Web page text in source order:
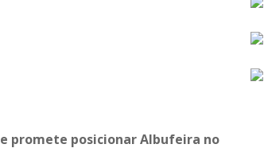
e promete posicionar Albufeira no